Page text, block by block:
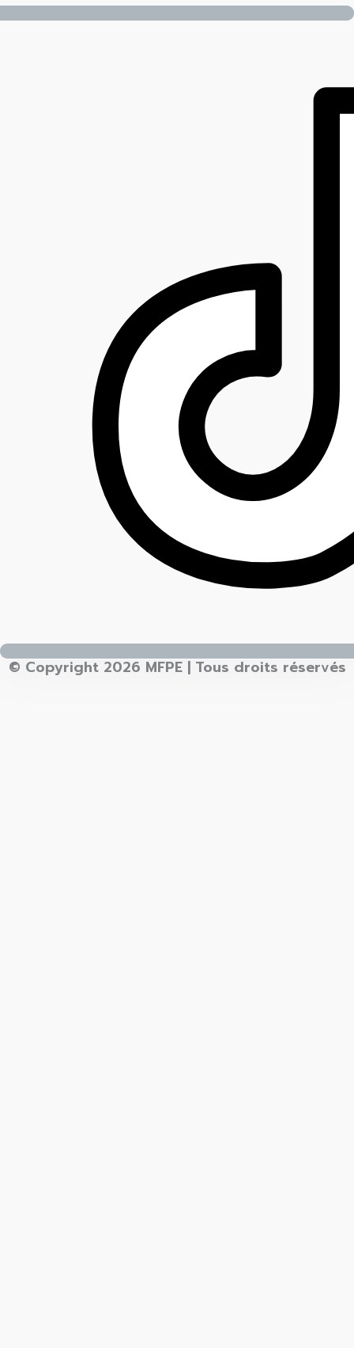
© Copyright 2026 MFPE | Tous droits réservés